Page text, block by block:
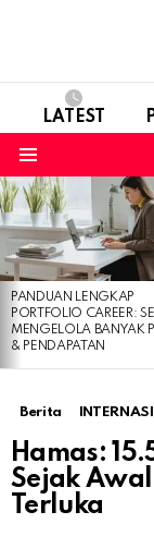
LATEST
LATEST
STORIES
PANDUAN LENGKAP
PORTFOLIO CAREER:
MENGELOLA BANYAK
& PENDAPATAN
Berita
Hamas:
Sejak Awal
Terluka